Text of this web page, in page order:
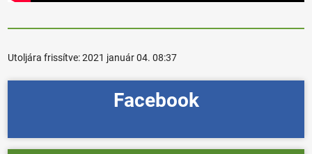
Utoljára frissítve:2021 január 04. 08:37
Facebook